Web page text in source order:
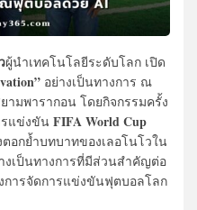
ผู้นำเทคโนโลยีระดับโลก เปิด
อย่างเป็นทางการ ณ
ามพารากอน โดยกิจกรรมครั้ง
รแข่งขัน FIFA World Cup
อกย้ำบทบาทของเลอโนโวใน
เป็นทางการที่มีส่วนสำคัญต่อ
การจัดการแข่งขันฟุตบอลโลก